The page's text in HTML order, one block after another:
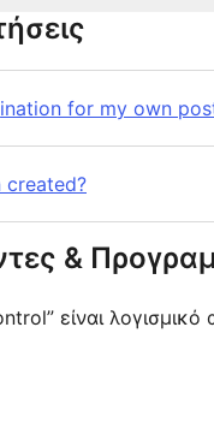
for my own
created?
&
είναι